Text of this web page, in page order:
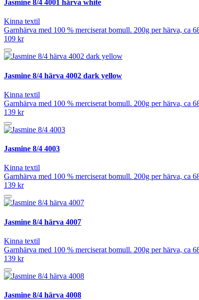
Jasmine 8/4 4001 härva white
Kinna textil
Garnhärva med 100 % merciserat bomull. 200g per härva, ca
109 kr
Jasmine 8/4 härva 4002 dark yellow
Kinna textil
Garnhärva med 100 % merciserat bomull. 200g per härva, ca
139 kr
Jasmine 8/4 4003
Kinna textil
Garnhärva med 100 % merciserat bomull. 200g per härva, ca
139 kr
Jasmine 8/4 härva 4007
Kinna textil
Garnhärva med 100 % merciserat bomull. 200g per härva, ca
139 kr
Jasmine 8/4 härva 4008